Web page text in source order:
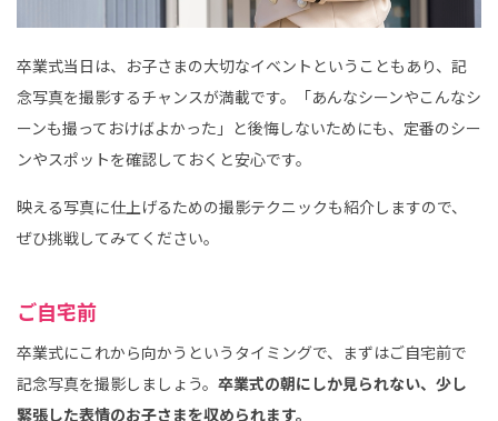
卒業式当日は、お子さまの大切なイベントということもあり、記
念写真を撮影するチャンスが満載です。「あんなシーンやこんなシ
ーンも撮っておけばよかった」と後悔しないためにも、定番のシー
ンやスポットを確認しておくと安心です。
映える写真に仕上げるための撮影テクニックも紹介しますので、
ぜひ挑戦してみてください。
ご自宅前
卒業式にこれから向かうというタイミングで、まずはご自宅前で
記念写真を撮影しましょう。 卒業式の朝にしか見られない、少し
緊張した表情のお子さまを収められます。